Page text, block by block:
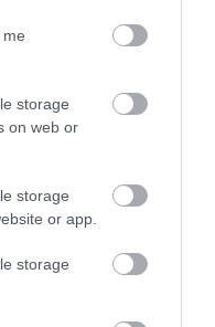
storage
on web or
storage
or app.
storage
a legjobban a
királyi család
Ha a
és
is király lesz,
el